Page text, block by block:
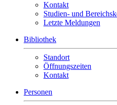
Kontakt
Studien- und
Letzte Meldungen
Bibliothek
Standort
Öffnungszeiten
Kontakt
Personen